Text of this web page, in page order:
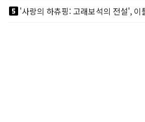
looks_5'사랑의 하츄핑: 고래보석의 전설', 이